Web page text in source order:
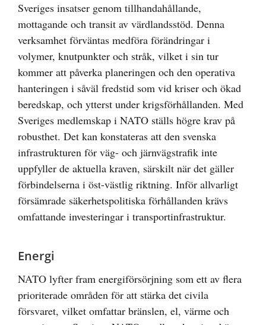
Sveriges insatser genom tillhandahållande,
mottagande och transit av värdlandsstöd. Denna
verksamhet förväntas medföra förändringar i
volymer, knutpunkter och stråk, vilket i sin tur
kommer att påverka planeringen och den operativa
hanteringen i såväl fredstid som vid kriser och ökad
beredskap, och ytterst under krigsförhållanden. Med
Sveriges medlemskap i NATO ställs högre krav på
robusthet. Det kan konstateras att den svenska
infrastrukturen för väg- och järnvägstrafik inte
uppfyller de aktuella kraven, särskilt när det gäller
förbindelserna i öst-västlig riktning. Inför allvarligt
försämrade säkerhetspolitiska förhållanden krävs
omfattande investeringar i transportinfrastruktur.
Energi
NATO lyfter fram energiförsörjning som ett av flera
prioriterade områden för att stärka det civila
försvaret, vilket omfattar bränslen, el, värme och